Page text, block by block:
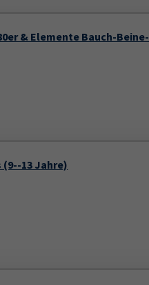
& Elemente Bauch-Beine-
(9--13 Jahre)